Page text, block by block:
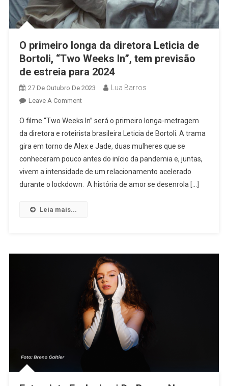
O primeiro longa da diretora Leticia de
Bortoli, “Two Weeks In”, tem previsão
de estreia para 2024
27 De Outubro De 2023 Lua Barros
Leave A CommentOn
Primeiro
Longa
Da
Diretora
Leticia
De
Previsão
Estreia
Para
2024
O filme “Two Weeks In” será o primeiro longa-metragem
da diretora e roteirista brasileira Leticia de Bortoli. A trama
gira em torno de Alex e Jade, duas mulheres que se
conheceram pouco antes do início da pandemia e, juntas,
vivem a intensidade de um relacionamento acelerado
durante o lockdown. A história de amor se desenrola […]
Leia mais...